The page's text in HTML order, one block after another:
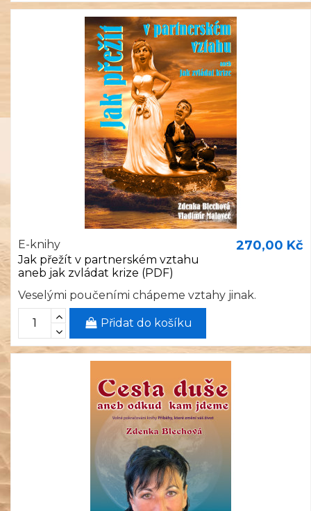
E-knihy
Jak přežít v partnerském vztahu
aneb jak zvládat krize (PDF)
270,00 Kč
Veselými poučeními chápeme vztahy jinak.
Přidat do košíku